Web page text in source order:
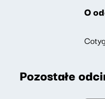
O
Pozostałe